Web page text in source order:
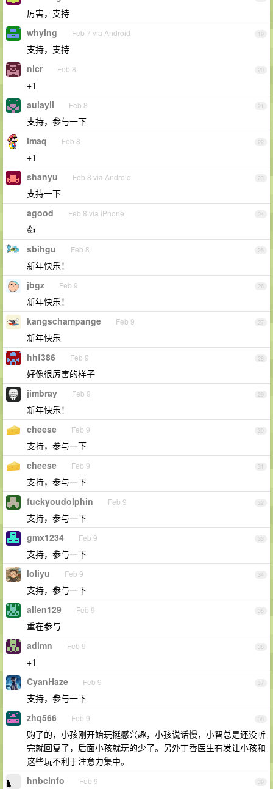
厉害，支持
19
whying Feb 7 via Android
支持，支持
20
nicr Feb 8
+1
21
aulayli Feb 8
支持，参与一下
22
lmaq Feb 8
+1
23
shanyu Feb 8 via Android
支持一下
24
agood Feb 8 via iPhone
👍
25
sbihgu Feb 8
新年快乐！
26
jbgz Feb 9
新年快乐！
27
kangschampange Feb 9
新年快乐
28
hhf386 Feb 9
好像很厉害的样子
29
jimbray Feb 9
新年快乐！
30
cheese Feb 9
支持，参与一下
31
cheese Feb 9
支持，参与一下
32
fuckyoudolphin Feb 9
支持，参与一下
33
gmx1234 Feb 9
支持，参与一下
34
loliyu Feb 9
支持，参与一下
35
allen129 Feb 9
重在参与
36
adimn Feb 9
+1
37
CyanHaze Feb 9
支持，参与一下
38
zhq566 Feb 9
购了的，小孩刚开始玩挺感兴趣，小孩说话慢，小智总是还没听
完就回复了，后面小孩就玩的少了。另外丁香医生有发让小孩和
这些玩不利于注意力集中。
39
hnbcinfo Feb 9